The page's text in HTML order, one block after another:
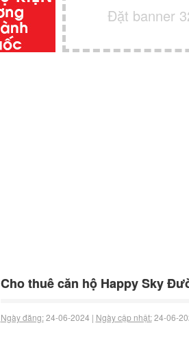
Đặt banner
Cho thuê căn hộ Happy Sky
Ngày đăng:24-06-2024 | Ngày cập nhật:24-06-